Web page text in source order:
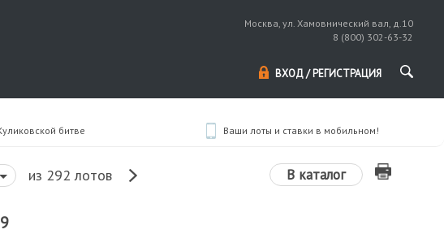
Москва, ул. Хамовнический вал, д.10
8 (800) 302-63-32
ВХОД / РЕГИСТРАЦИЯ
битве Ваши лоты и ставки в мобильном!
из 292 лотов В каталог